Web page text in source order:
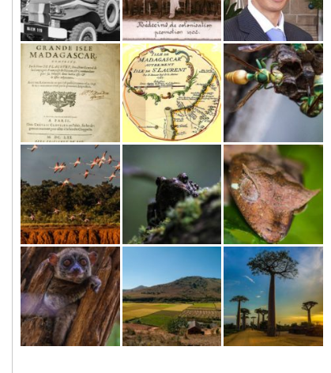
Unabhängigkeit
– die Erste
Republik (1960 –
1972)
Die Kolonialzeit
auf Madagaskar
Die vierte
Republik (2010 –
heute)
Abenteurer und
Entdecker auf
Madagaskar
und Besiedelung
Madagaskars
Wirbellose
Vögel Reptilien